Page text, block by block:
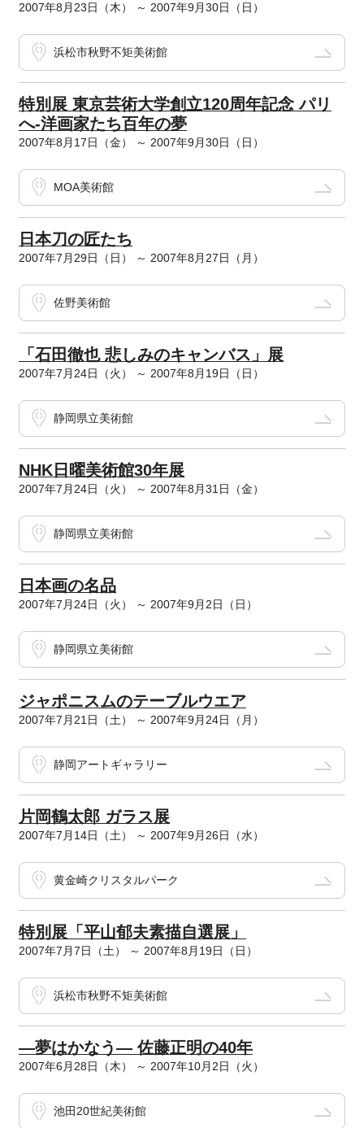
2007年8月23日（木） ～ 2007年9月30日（日）
浜松市秋野不矩美術館
特別展 東京芸術大学創立120周年記念 パリ
へ-洋画家たち百年の夢
2007年8月17日（金） ～ 2007年9月30日（日）
MOA美術館
日本刀の匠たち
2007年7月29日（日） ～ 2007年8月27日（月）
佐野美術館
「石田徹也 悲しみのキャンバス」展
2007年7月24日（火） ～ 2007年8月19日（日）
静岡県立美術館
NHK日曜美術館30年展
2007年7月24日（火） ～ 2007年8月31日（金）
静岡県立美術館
日本画の名品
2007年7月24日（火） ～ 2007年9月2日（日）
静岡県立美術館
ジャポニスムのテーブルウエア
2007年7月21日（土） ～ 2007年9月24日（月）
静岡アートギャラリー
片岡鶴太郎 ガラス展
2007年7月14日（土） ～ 2007年9月26日（水）
黄金崎クリスタルパーク
特別展「平山郁夫素描自選展」
2007年7月7日（土） ～ 2007年8月19日（日）
浜松市秋野不矩美術館
―夢はかなう― 佐藤正明の40年
2007年6月28日（木） ～ 2007年10月2日（火）
池田20世紀美術館